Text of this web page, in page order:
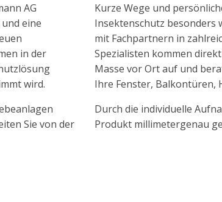
AG
eine
in der
wird.
Sie von der
Kurze Wege und
Insektenschutz besonders
mit Fachpartnern in
Spezialisten kommen
Masse vor Ort auf und
Ihre Fenster, Balkontüren,
Durch die individuelle
Produkt millimetergenau